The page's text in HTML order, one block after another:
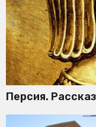
Персия.